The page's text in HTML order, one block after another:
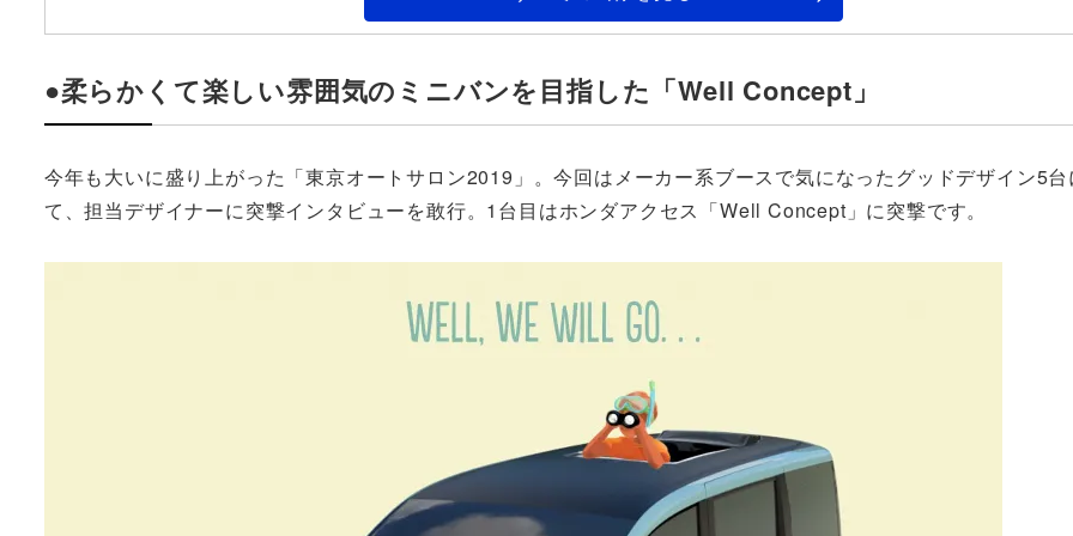
●柔らかくて楽しい雰囲気のミニバンを目指した「Well Concept」
今年も大いに盛り上がった「東京オートサロン2019」。今回はメーカー系ブースで気になったグッドデザイン5
て、担当デザイナーに突撃インタビューを敢行。1台目はホンダアクセス「Well Concept」に突撃です。